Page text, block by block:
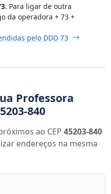
. Para ligar de outra
da operadora + 73 +
pelo DDD 73
Professora
840
ao CEP 45203-840
endereços na mesma